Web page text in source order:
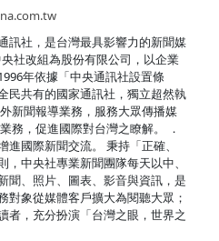
訊社，是台灣最具影響力的新聞媒
社改組為股份有限公司，以企業
年依據「中央通訊社設置條
民共有的國家通訊社，獨立超然執
新聞報導業務，服務大眾傳播媒
務，促進國際對台灣之瞭解。 ．
國際新聞交流。 秉持「正確、
中央社專業新聞團隊每天以中、
聞、照片、圖表、影音與資訊，是
對象從媒體客戶擴大為閱聽大眾；
者，充分扮演「台灣之眼，世界之